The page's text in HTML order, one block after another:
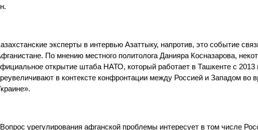
эксперты в интервью Азаттыку, напротив, это событие
По мнению местного политолога Данияра Косназарова,
открытие штаба НАТО, который работает в Ташкенте с 2013
в контексте конфронтации между Россией и Западом во
урегулирования афганской проблемы интересует в том числе